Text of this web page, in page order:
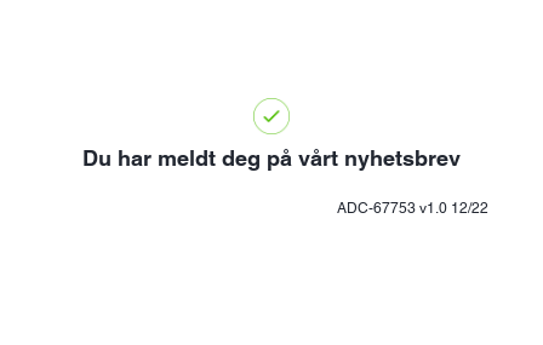
Du har meldt deg på vårt nyhetsbrev
ADC-67753 v1.0 12/22